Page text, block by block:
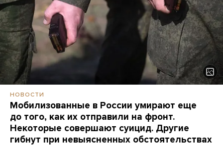
НОВОСТИ
Мобилизованные в России умирают еще
до того, как их отправили на фронт.
Некоторые совершают суицид. Другие
гибнут при невыясненных обстоятельствах